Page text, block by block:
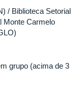
/ Biblioteca Setorial
Monte Carmelo
grupo (acima de 3